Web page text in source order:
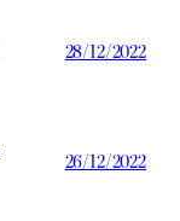
28/12/2022
26/12/2022